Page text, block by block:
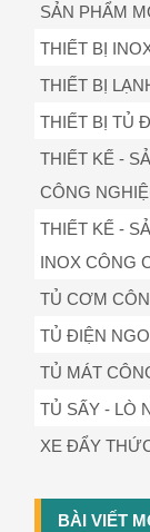
SẢN PHẨM
THIẾT BỊ
THIẾT BỊ
THIẾT BỊ TỦ
THIẾT KẾ -
CÔNG
THIẾT KẾ -
INOX CÔNG
TỦ CƠM
TỦ ĐIỆN
TỦ MÁT
TỦ SẤY - LÒ
XE ĐẨY
BÀI VIẾT